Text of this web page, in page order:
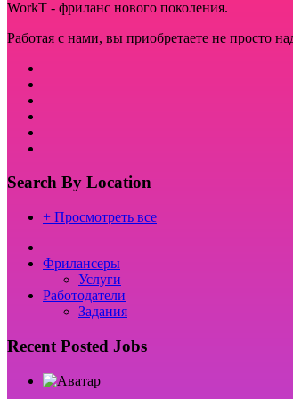
WorkT - фриланс нового поколения.
Работая с нами, вы приобретаете не просто
Search By Location
+ Просмотреть все
Фрилансеры
Услуги
Работодатели
Задания
Recent Posted Jobs